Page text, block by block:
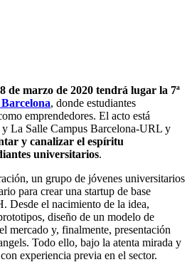
de marzo de 2020 tendrá lugar la 7ª
, donde estudiantes
emprendedores. El acto está
La Salle Campus Barcelona-URL y
y canalizar el espíritu
universitarios.
un grupo de jóvenes universitarios
para crear una startup de base
el nacimiento de la idea,
diseño de un modelo de
mercado y, finalmente, presentación
Todo ello, bajo la atenta mirada y
experiencia previa en el sector.